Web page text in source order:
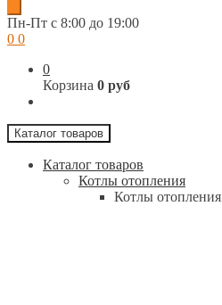
Пн-Пт c 8:00 до 19:00
0 0
0
Корзина 0 руб
Каталог товаров
Каталог товаров
Котлы отопления
Котлы отопления